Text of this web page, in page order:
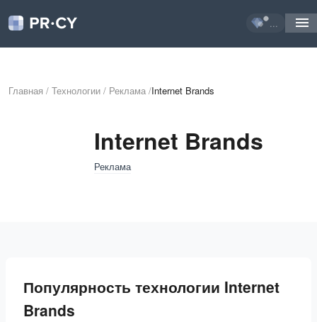
...
Главная / Технологии / Реклама /Internet Brands
Internet Brands
Реклама
Популярность технологии Internet
Brands